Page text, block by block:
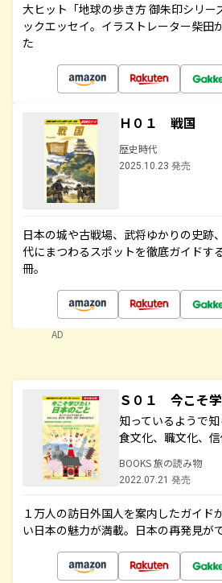
大ヒット「地球の歩き方 御朱印シリー
ックエッセイ。イラストレーター柴田
た
Ｈ０１ 戦国
歴史時代
2025.10.23 発売
日本の城や古戦場、武将ゆかりの史跡
代にまつわるスポットを徹底ガイドす
冊。
AD
Ｓ０１ 今こそ
知っているようで
食文化、職文化、
BOOKS 旅の読み物
2022.07.21 発売
１万人の訪日外国人を案内したガイド
い日本の魅力が満載。日本の再発見が